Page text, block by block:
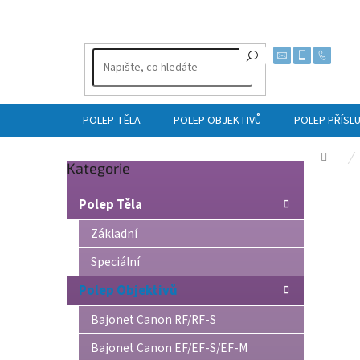
POLEP TĚLA POLEP OBJEKTIVŮ POLEP
Domů
P
n
Přeskočit
Kategorie
Polep Těla
Základní
Speciální
Polep Objektivů
Bajonet Canon RF/RF-S
Bajonet Canon EF/EF-S/EF-M